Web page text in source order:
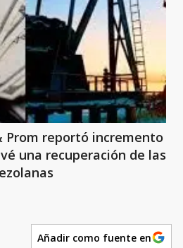
recuperación de las
venezolanas
Añadir como fuente en